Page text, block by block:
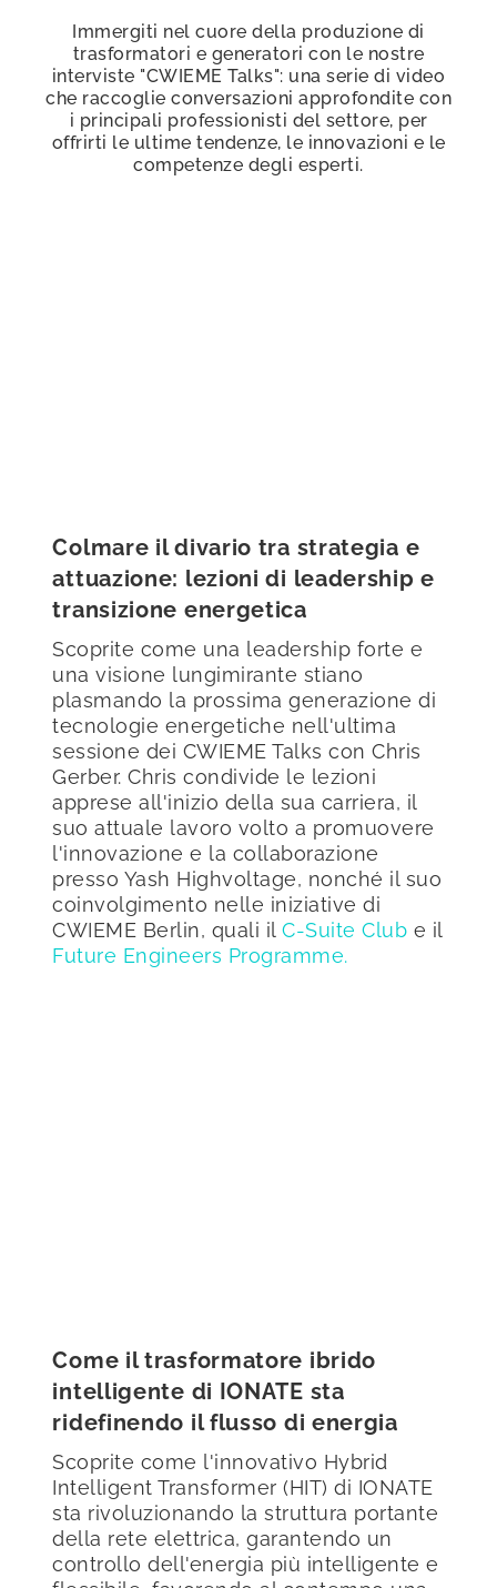
Immergiti nel cuore della produzione di
trasformatori e generatori con le nostre
interviste "CWIEME Talks": una serie di video
che raccoglie conversazioni approfondite con
i principali professionisti del settore, per
offrirti le ultime tendenze, le innovazioni e le
competenze degli esperti.
Colmare il divario tra strategia e
attuazione: lezioni di leadership e
transizione energetica
Scoprite come una leadership forte e
una visione lungimirante stiano
plasmando la prossima generazione di
tecnologie energetiche nell'ultima
sessione dei CWIEME Talks con Chris
Gerber. Chris condivide le lezioni
apprese all'inizio della sua carriera, il
suo attuale lavoro volto a promuovere
l'innovazione e la collaborazione
presso Yash Highvoltage, nonché il suo
coinvolgimento nelle iniziative di
CWIEME Berlin, quali ilC-Suite Club e il
Future Engineers Programme.
Come il trasformatore ibrido
intelligente di IONATE sta
ridefinendo il flusso di energia
Scoprite come l'innovativo Hybrid
Intelligent Transformer (HIT) di IONATE
sta rivoluzionando la struttura portante
della rete elettrica, garantendo un
controllo dell'energia più intelligente e